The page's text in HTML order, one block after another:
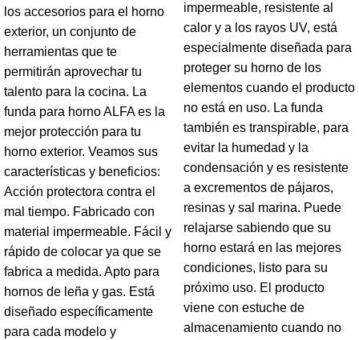
los accesorios para el horno
exterior, un conjunto de
herramientas que te
permitirán aprovechar tu
talento para la cocina. La
funda para horno ALFA es la
mejor protección para tu
horno exterior. Veamos sus
características y beneficios:
Acción protectora contra el
mal tiempo. Fabricado con
material impermeable. Fácil y
rápido de colocar ya que se
fabrica a medida. Apto para
hornos de leña y gas. Está
diseñado específicamente
para cada modelo y
impermeable, resistente al
calor y a los rayos UV, está
especialmente diseñada para
proteger su horno de los
elementos cuando el producto
no está en uso. La funda
también es transpirable, para
evitar la humedad y la
condensación y es resistente
a excrementos de pájaros,
resinas y sal marina. Puede
relajarse sabiendo que su
horno estará en las mejores
condiciones, listo para su
próximo uso. El producto
viene con estuche de
almacenamiento cuando no